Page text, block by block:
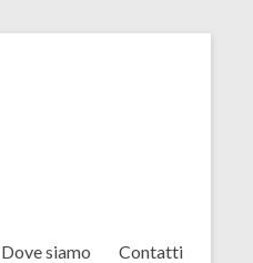
Dove siamo Contatti